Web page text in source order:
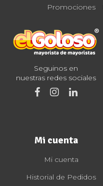
Promociones
Seguinos en
nuestras redes sociales
Mi cuenta
Mi cuenta
Historial de Pedidos